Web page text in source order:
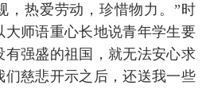
，热爱劳动，珍惜物力。”时
师语重心长地说青年学生要
强盛的祖国，就无法安心求
慈悲开示之后，还送我一些